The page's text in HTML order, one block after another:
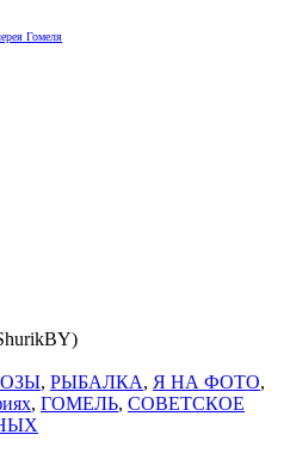
Гомеля
, РЫБАЛКА, Я НА ФОТО,
, ГОМЕЛЬ, СОВЕТСКОЕ